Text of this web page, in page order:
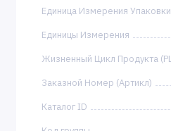
Единица Измерения Упаковки
Единицы Измерения
Жизненный Цикл Продукта
Заказной Номер (Артикл)
Каталог ID